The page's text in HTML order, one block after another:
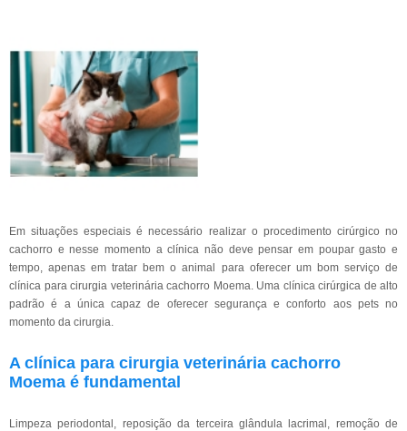
Em situações especiais é necessário realizar o procedimento cirúrgico no
cachorro e nesse momento a clínica não deve pensar em poupar gasto e
tempo, apenas em tratar bem o animal para oferecer um bom serviço de
clínica para cirurgia veterinária cachorro Moema. Uma clínica cirúrgica de alto
padrão é a única capaz de oferecer segurança e conforto aos pets no
momento da cirurgia.
A clínica para cirurgia veterinária cachorro
Moema é fundamental
Limpeza periodontal, reposição da terceira glândula lacrimal, remoção de